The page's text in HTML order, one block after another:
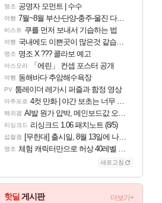
명조 공명자 모먼트 | 수수
여행 7월~8월 부산-단양-충주-울진 다녀왔어요~
비스트 쿠를 먼저 보내서 기습하는 법
여행 국내에도 이쁜곳이 많은것 같습니다
명조 명조 X ??? 콜라보 예고
아스오라 「에린」 컨셉 포스터 공개
여행 동해바다 추암해수욕장
PV 툼레이더 레가시 퍼즐과 함정 영상
아주프로 4컷 만화 | 야간 보초는 너무 힘들어
해외겜 AI발 원가 압박, 메인보드값 오르나
리싱크드 리싱크드 1.06 패치노트 (8/5)
섭컬겜 [무한대] 출시일, 8월 13일에 나오나
명조 체험 캐릭터만으로 허상 40레벨 하이와티아 5분 컷!｜에이메스·린네·모니에 명함
새로고침
핫딜 게시판 더보기+